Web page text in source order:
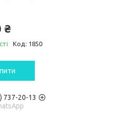
₴
Код: 1850
737-20-13